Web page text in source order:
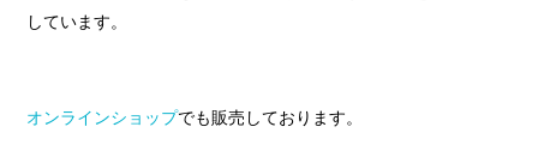
しています。
オンラインショップでも販売しております。